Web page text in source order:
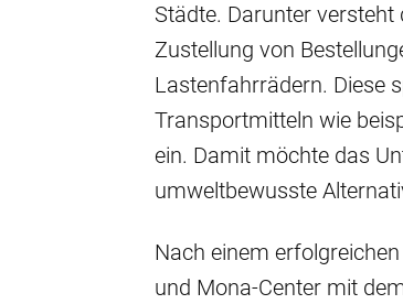
Städte. Darunter
Zustellung von
Lastenfahrrädern. Diese
Transportmitteln wie
ein. Damit möchte das
umweltbewusste
Nach einem
und Mona-Center mit